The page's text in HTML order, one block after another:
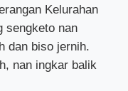
Kelurahan
sengketo nan
dan biso jernih.
nan ingkar balik